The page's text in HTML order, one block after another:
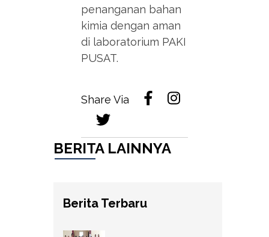
penanganan bahan
kimia dengan aman
di laboratorium PAKI
PUSAT.
Share Via
BERITA LAINNYA
Berita Terbaru